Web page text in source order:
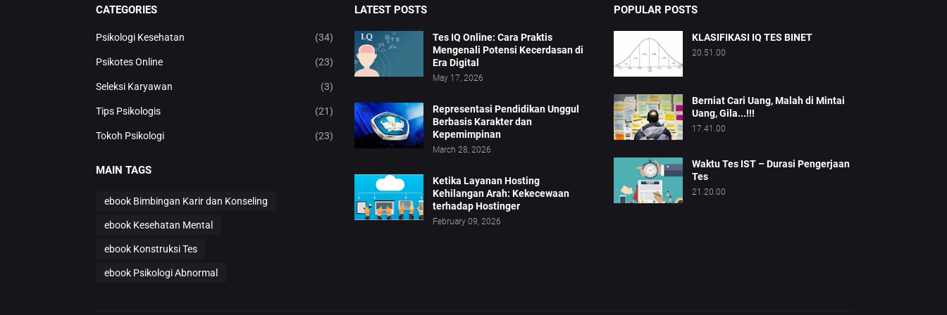
CATEGORIES
Psikologi Kesehatan (34)
Psikotes Online (23)
Seleksi Karyawan (3)
Tips Psikologis (21)
Tokoh Psikologi (23)
MAIN TAGS
ebook Bimbingan Karir dan Konseling
ebook Kesehatan Mental
ebook Konstruksi Tes
ebook Psikologi Abnormal
LATEST POSTS
Tes IQ Online: Cara Praktis
Mengenali Potensi Kecerdasan di
Era Digital
May 17, 2026
Representasi Pendidikan Unggul
Berbasis Karakter dan
Kepemimpinan
March 28, 2026
Ketika Layanan Hosting
Kehilangan Arah: Kekecewaan
terhadap Hostinger
February 09, 2026
POPULAR POSTS
KLASIFIKASI IQ TES BINET
20.51.00
Berniat Cari Uang, Malah di Mintai
Uang, Gila...!!!
17.41.00
Waktu Tes IST – Durasi Pengerjaan
Tes
21.20.00